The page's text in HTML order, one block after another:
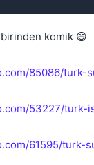
komik 😄
85086/turk-
53227/turk-
61595/turk-